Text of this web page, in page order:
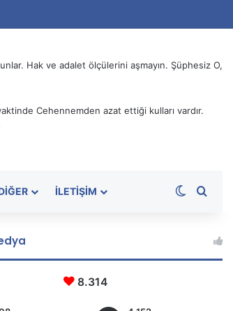
Hak ve adalet ölçülerini aşmayın. Şüphesiz O,
Cehennemden azat ettiği kulları vardır.
İLETIŞIM Dış
8.314